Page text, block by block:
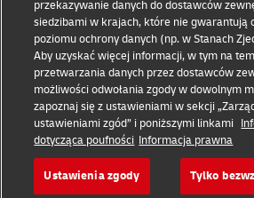
Informacje dodatkowe
Odwiedź nas na
2026 © - wszelkie prawa
przekazywanie danych do dostawców
siedzibami w krajach, które nie gwarantują
poziomu ochrony danych (np. w Stanach
Aby uzyskać więcej informacji, w tym na
przetwarzania danych przez dostawców
możliwości odwołania zgody w dowolnym
zapoznaj się z ustawieniami w sekcji
ustawieniami zgód” i poniższymi linkami
dotycząca poufności Informacja prawna
Ustawienia zgody Tylko